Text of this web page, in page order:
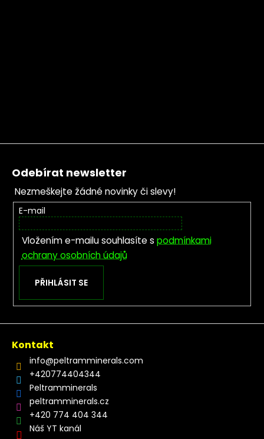
Zápatí
Odebírat newsletter
Nezmeškejte žádné novinky či slevy!
E-mail
Vložením e-mailu souhlasíte s podmínkami
ochrany osobních údajů
PŘIHLÁSIT SE
Kontakt
info@peltramminerals.com
+420774404344
Peltramminerals
peltramminerals.cz
+420 774 404 344
Náš YT kanál